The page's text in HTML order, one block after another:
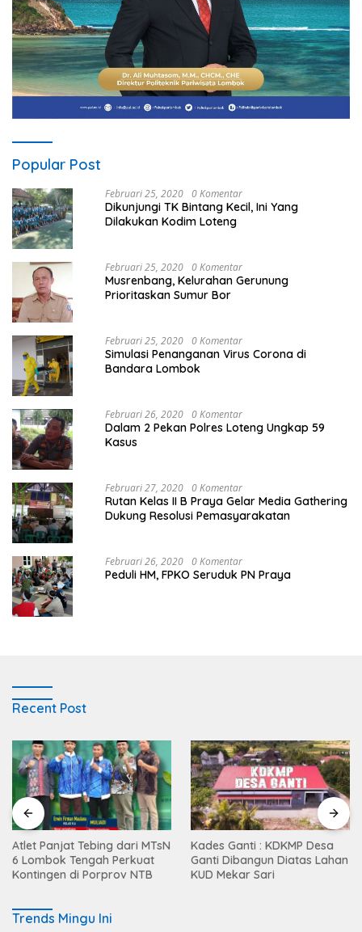
Popular Post
Februari 25, 2020 0 Komentar
Dikunjungi TK Bintang Kecil, Ini Yang
Dilakukan Kodim Loteng
Februari 25, 2020 0 Komentar
Musrenbang, Kelurahan Gerunung
Prioritaskan Sumur Bor
Februari 25, 2020 0 Komentar
Simulasi Penanganan Virus Corona di
Bandara Lombok
Februari 26, 2020 0 Komentar
Dalam 2 Pekan Polres Loteng Ungkap 59
Kasus
Februari 27, 2020 0 Komentar
Rutan Kelas II B Praya Gelar Media Gathering
Dukung Resolusi Pemasyarakatan
Februari 26, 2020 0 Komentar
Peduli HM, FPKO Seruduk PN Praya
Recent Post
Atlet Panjat Tebing dari MTsN
6 Lombok Tengah Perkuat
Kontingen di Porprov NTB
Kades Ganti : KDKMP Desa
Ganti Dibangun Diatas Lahan
KUD Mekar Sari
Trends Mingu Ini